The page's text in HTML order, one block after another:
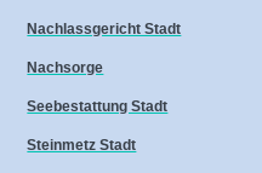
Nachlassgericht Stadt
Nachsorge
Seebestattung Stadt
Steinmetz Stadt